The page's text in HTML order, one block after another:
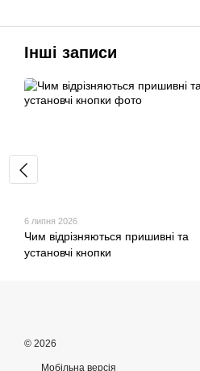
Інші записи
6 липня 2026
Чим відрізняються пришивні та
установчі кнопки
© 2026
Мобільна версія